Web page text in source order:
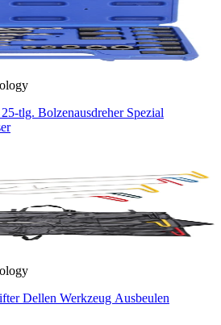
tlg. Bolzenausdreher Spezial
Dellen Werkzeug Ausbeulen